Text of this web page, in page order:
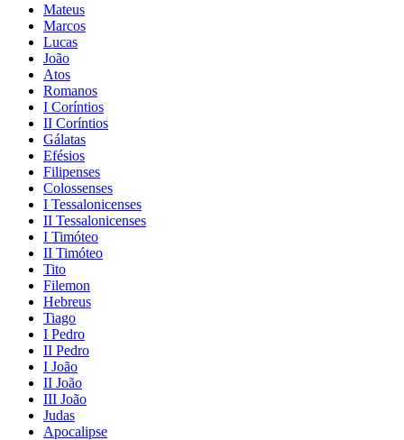
Mateus
Marcos
Lucas
João
Atos
Romanos
I Coríntios
II Coríntios
Gálatas
Efésios
Filipenses
Colossenses
I Tessalonicenses
II Tessalonicenses
I Timóteo
II Timóteo
Tito
Filemon
Hebreus
Tiago
I Pedro
II Pedro
I João
II João
III João
Judas
Apocalipse